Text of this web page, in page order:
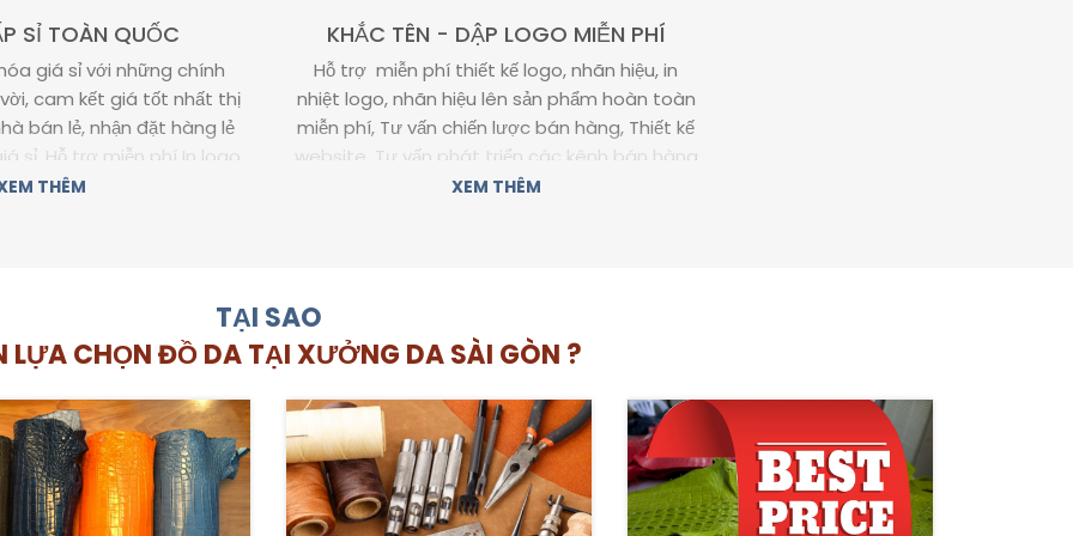
SỈ TOÀN QUỐC
giá sỉ với những chính
cam kết giá tốt nhất thị
bán lẻ, nhận đặt hàng lẻ
sỉ. Hỗ trợ miễn phí In logo
vấn chiến lược bán hàng,
Sài Gòn bạn không những
giá tốt và còn hỗ trợ bạn
hiệu cho riêng mình.
xuất bán sỉ tất cả các
cấp như: ví, dây nịt, giày
đối không bán các sản
da kém chất lượng, tất
THÊM
KHẮC TÊN - DẬP LOGO MIỄN PHÍ
Hỗ trợ miễn phí thiết kế logo, nhãn hiệu, in
nhiệt logo, nhãn hiệu lên sản phẩm hoàn toàn
miễn phí, Tư vấn chiến lược bán hàng, Thiết kế
website, Tư vấn phát triển các kênh bán hàng
online, Tư vấn chiến lược phát triển thương
phát triển một thương hiệu cho riêng mình.
XEM THÊM
TẠI SAO
LỰA CHỌN ĐỒ DA TẠI XƯỞNG DA SÀI GÒN ?